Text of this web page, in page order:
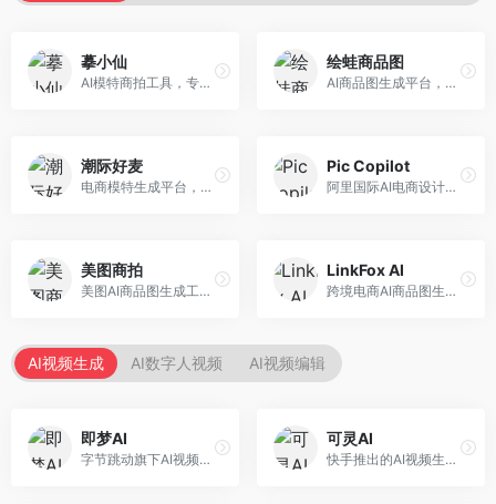
摹小仙
AI模特商拍工具，专注于服装电商。面向服装电商卖家，提供虚拟模特试穿、商品展示图生成等服务，模特形象多样，拍摄成本低。
绘蛙商品图
AI商品图生成平台，支持模特换装和场景生成。面向电商卖家，提供商品上身效果展示、场景化商品图生成等服务，电商营销效果显著。
潮际好麦
电商模特生成平台，支持AI虚拟模特创作。面向服装和配饰电商，提供模特试穿、商品展示、营销素材生成等服务，模特形象可定制。
Pic Copilot
阿里国际AI电商设计工具，专注于跨境电商。面向跨境电商卖家，提供商品图优化、营销海报生成、多语言适配等服务，海外市场适配性强。
美图商拍
美图AI商品图生成工具，整合美图生态。面向电商卖家，提供商品图美化、模特替换、场景生成等服务，移动端操作便捷。
LinkFox AI
跨境电商AI商品图生成工具。面向跨境电商卖家，支持多语言商品图生成、模特替换、场景优化等服务，适配海外电商平台需求。
AI视频生成 AI数字人视频 AI视频编辑
即梦AI
字节跳动旗下AI视频创作平台，支持多模态内容生成。面向内容创作者和营销人员，提供文生视频、图生视频、智能剪辑等功能，中文理解能力强，创作效率高。
可灵AI
快手推出的AI视频生成平台，支持文生视频和图生视频，可生成长达2分钟的高质量视频内容。面向短视频创作者和营销人员，操作简便，生成效果逼真，适合商业推广和创意表达。